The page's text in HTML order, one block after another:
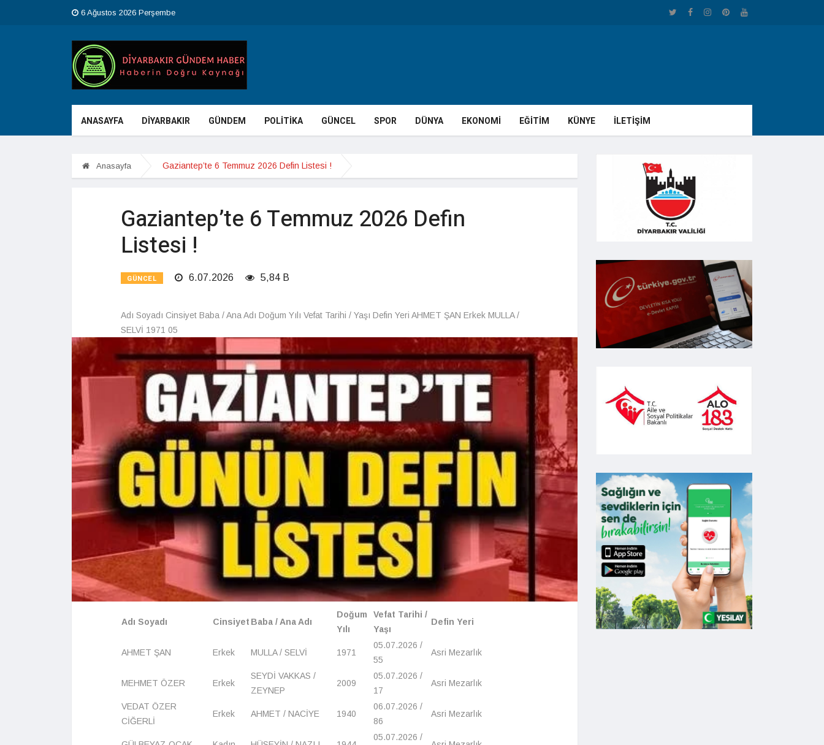
6 Ağustos 2026 Perşembe
ANASAYFA DİYARBAKIR GÜNDEM POLİTİKA GÜNCEL SPOR DÜNYA EKONOMİ EĞİTİM KÜNYE İLETİŞİM
Anasayfa Gaziantep’te 6 Temmuz 2026 Defin Listesi !
Gaziantep’te 6 Temmuz 2026 Defin
Listesi !
GÜNCEL 6.07.2026 5,84 B
Adı Soyadı Cinsiyet Baba / Ana Adı Doğum Yılı Vefat Tarihi / Yaşı Defin Yeri AHMET ŞAN Erkek MULLA /
SELVİ 1971 05
Adı Soyadı Cinsiyet Baba / Ana Adı
Doğum
Yılı
Vefat Tarihi /
Yaşı
Defin Yeri
AHMET ŞAN Erkek MULLA / SELVİ 1971
05.07.2026 /
55
Asri Mezarlık
MEHMET ÖZER Erkek
SEYDİ VAKKAS /
ZEYNEP
2009
05.07.2026 /
17
Asri Mezarlık
VEDAT ÖZER
CİĞERLİ
Erkek AHMET / NACİYE 1940
06.07.2026 /
86
Asri Mezarlık
05.07.2026 /